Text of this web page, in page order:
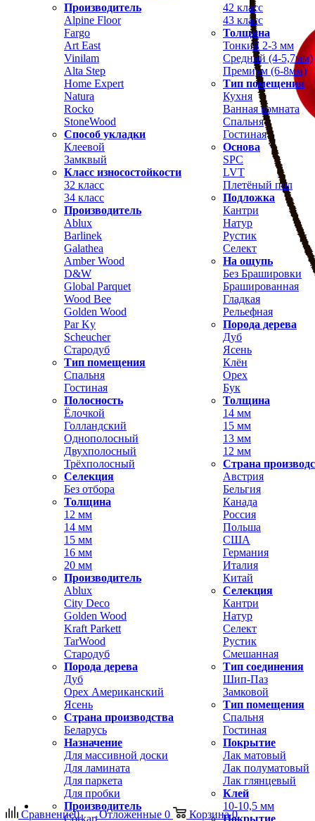
Производитель
Alpine Floor
Fargo
Art East
Vinilam
Alta Step
Home Expert
Natura
Rocko
StoneWood
Способ укладки
Клеевой
Замквый
Класс износостойкости
32 класс
34 класс
42 класс
43 класс
Толщина
Тонкий 2-3 мм
Средний (4-5,7мм)
Премиум (6-8мм)
Тип помещения
Кухня
Ванная комната
Спальня
Гостиная
Основа
SPC
LVT
Плетёный пол
Подложка
Производитель
Ablux
Barlinek
Galathea
Amber Wood
D&W
Global Parquet
Wood Bee
Golden Wood
Par Ky
Scheucher
Стародуб
Тип помещения
Спальня
Гостиная
Полосность
Ёлочкой
Голландский
Однополосный
Двухполосный
Трёхполосный
Селекция
Без отбора
Кантри
Натур
Рустик
Селект
На ощупь
Без Брашировки
Брашированная
Гладкая
Рельефная
Порода дерева
Дуб
Ясень
Клён
Орех
Бук
Толщина
14 мм
15 мм
13 мм
12 мм
Страна
Австрия
Бельгия
Толщина
12 мм
14 мм
15 мм
16 мм
20 мм
Производитель
Ablux
City Deco
Golden Wood
Kraft Parkett
TarWood
Стародуб
Порода дерева
Дуб
Орех Американский
Ясень
Страна производства
Беларусь
Канада
Россия
Польша
США
Германия
Италия
Китай
Селекция
Кантри
Натур
Селект
Рустик
Смешанная
Тип соединения
Шип-Паз
Замковой
Тип помещения
Спальня
Гостиная
Назначение
Для массивной доски
Для ламината
Для паркета
Для пробки
Покрытие
Лак матовый
Лак полуматовый
Лак глянцевый
Клей
Производитель
Corkart
10-10,5 мм
Покрытие
Сравнение0 Отложенные 0 Корзина 0